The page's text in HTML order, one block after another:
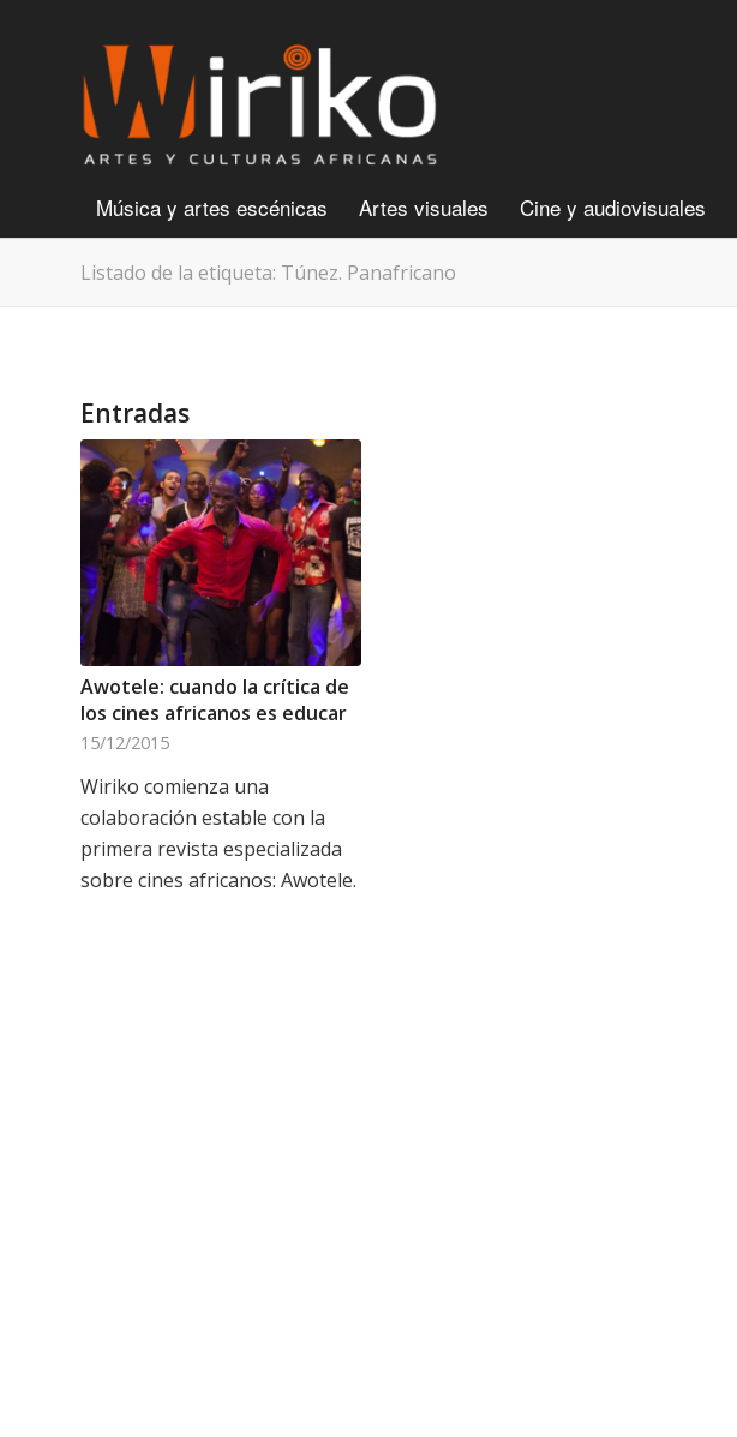
Música y artes escénicas Artes visuales Cine y audiovisuales
Listado de la etiqueta: Túnez. Panafricano
Entradas
Awotele: cuando la crítica de
los cines africanos es educar
15/12/2015
Wiriko comienza una
colaboración estable con la
primera revista especializada
sobre cines africanos: Awotele.